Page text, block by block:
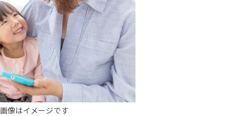
画像はイメージです